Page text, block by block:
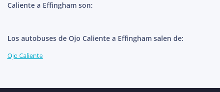
Caliente a Effingham son:
Los autobuses de Ojo Caliente a Effingham salen de:
Ojo Caliente